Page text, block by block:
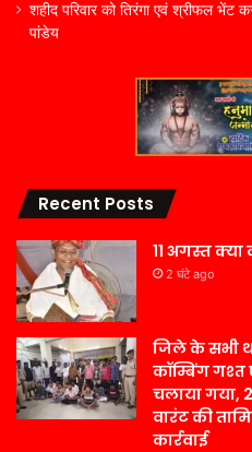
शहीद परिवार को तिरंगा एवं श्रीफल भेंट
पांडेय
Recent Posts
11 अगस्त
2 घंटे ago
जिले के सभी
कॉम्बिंग
चलाया गया,
वारंट की
कार्रवाई